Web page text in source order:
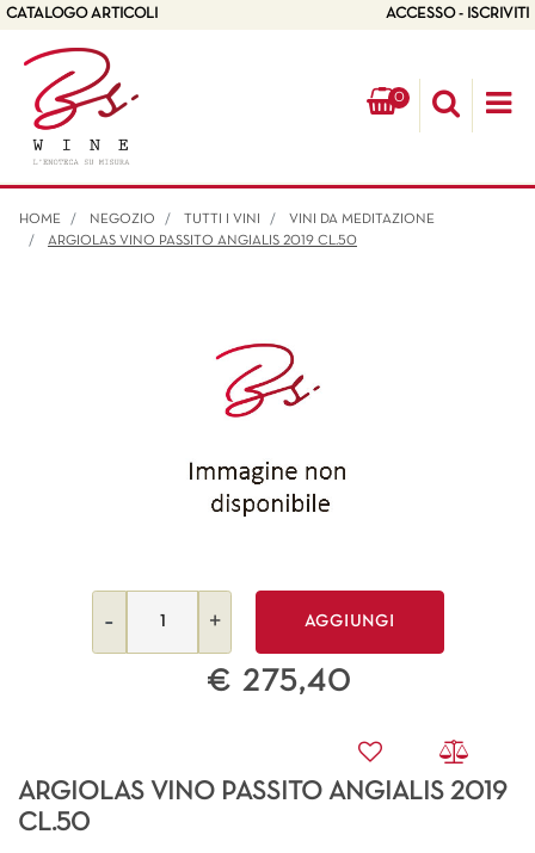
CATALOGO ARTICOLI ACCESSO - ISCRIVITI
0
HOME NEGOZIO TUTTI I VINI
VINI DA MEDITAZIONE
ARGIOLAS VINO PASSITO ANGIALIS 2019 CL.50
AGGIUNGI
€ 275,40
ARGIOLAS VINO PASSITO ANGIALIS 2019
CL.50